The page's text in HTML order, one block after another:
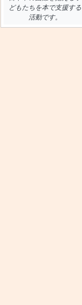
どもたちを本で支援する
活動です。